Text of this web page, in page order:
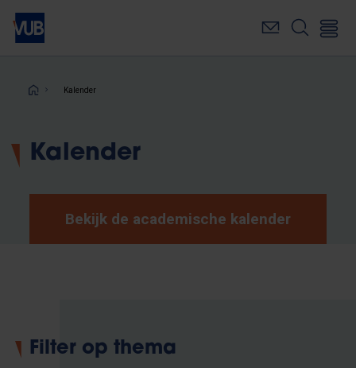
Overslaan
naar
inhoudKruimelpad
Kalender
Kalender
Bekijk de academische kalender
Filter op thema